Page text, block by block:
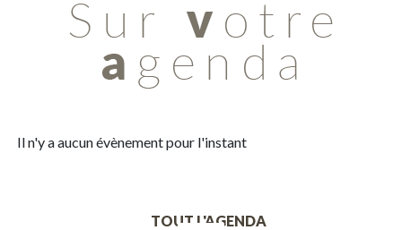
Il n'y a aucun évènement pour l'instant
TOUT L'AGENDA